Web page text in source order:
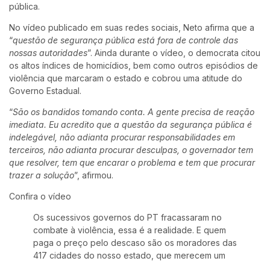
pública.
No vídeo publicado em suas redes sociais, Neto afirma que a
“questão de segurança pública está fora de controle das
nossas autoridades”. Ainda durante o vídeo, o democrata citou
os altos índices de homicídios, bem como outros episódios de
violência que marcaram o estado e cobrou uma atitude do
Governo Estadual.
“São os bandidos tomando conta. A gente precisa de reação
imediata. Eu acredito que a questão da segurança pública é
indelegável, não adianta procurar responsabilidades em
terceiros, não adianta procurar desculpas, o governador tem
que resolver, tem que encarar o problema e tem que procurar
trazer a solução”, afirmou.
Confira o vídeo
Os sucessivos governos do PT fracassaram no
combate à violência, essa é a realidade. E quem
paga o preço pelo descaso são os moradores das
417 cidades do nosso estado, que merecem um